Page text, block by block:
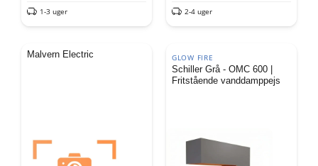
1-3 uger 2-4 uger
Malvern Electric GLOW FIRE
Schiller Grå - OMC 600 |
Fritstående vanddamppejs